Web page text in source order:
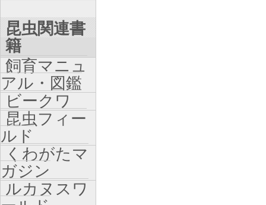
昆虫関連書
籍
飼育マニュ
アル・図鑑
ビークワ
昆虫フィー
ルド
くわがたマ
ガジン
ルカヌスワ